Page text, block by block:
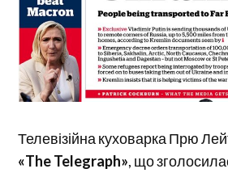
Телевізійна куховарка Прю
«The Telegraph», що